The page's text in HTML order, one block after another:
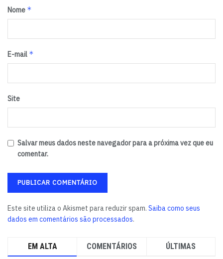
Nome *
E-mail *
Site
Salvar meus dados neste navegador para a próxima vez que eu
comentar.
Este site utiliza o Akismet para reduzir spam. Saiba como seus
dados em comentários são processados.
EM ALTA COMENTÁRIOS ÚLTIMAS